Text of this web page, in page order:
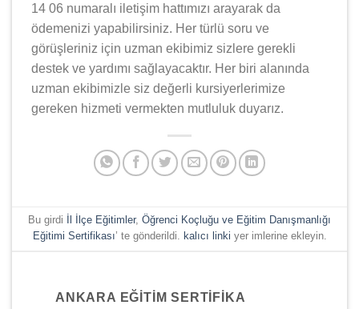
14 06 numaralı iletişim hattımızı arayarak da
ödemenizi yapabilirsiniz. Her türlü soru ve
görüşleriniz için uzman ekibimiz sizlere gerekli
destek ve yardımı sağlayacaktır. Her biri alanında
uzman ekibimizle siz değerli kursiyerlerimize
gereken hizmeti vermekten mutluluk duyarız.
Bu girdi İl İlçe Eğitimler, Öğrenci Koçluğu ve Eğitim Danışmanlığı
Eğitimi Sertifikası’ te gönderildi. kalıcı linki yer imlerine ekleyin.
ANKARA EĞITIM SERTIFIKA